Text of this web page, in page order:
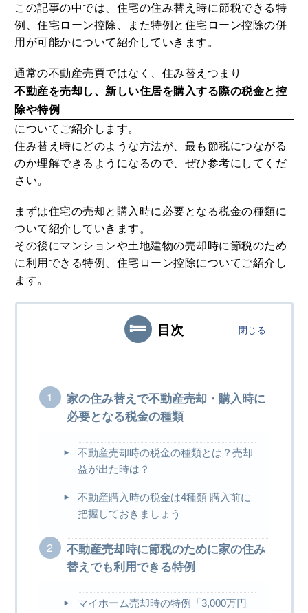
3
MEホールディングスの評判！不動産売
2020.08.29
4
野村の仲介+（PLUS）の評判や強みと
は？噂や口コミから知る満足度合
2020.07.26
5
換えや繰り上げ返済まで徹底まとめ
2020.10.06
この記事の中では、住宅の住み替え時に節税できる特
例、住宅ローン控除、また特例と住宅ローン控除の併
用が可能かについて紹介していきます。
通常の不動産売買ではなく、住み替えつまり
不動産を売却し、新しい住居を購入する際の税金と控
除や特例
についてご紹介します。
住み替え時にどのような方法が、最も節税につながる
のか理解できるようになるので、ぜひ参考にしてくだ
さい。
まずは住宅の売却と購入時に必要となる税金の種類に
ついて紹介していきます。
その後にマンションや土地建物の売却時に節税のため
に利用できる特例、住宅ローン控除についてご紹介し
ます。
目次 閉じる
家の住み替えで不動産売却・購入時に
必要となる税金の種類
不動産売却時の税金の種類とは？売却
益が出た時は？
不動産購入時の税金は4種類 購入前に
把握しておきましょう
不動産売却時に節税のために家の住み
替えでも利用できる特例
マイホーム売却時の特例「3,000万円